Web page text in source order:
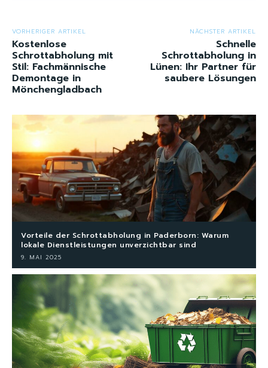
VORHERIGER ARTIKEL
Kostenlose
Schrottabholung mit
Stil: Fachmännische
Demontage in
Mönchengladbach
NÄCHSTER ARTIKEL
Schnelle
Schrottabholung in
Lünen: Ihr Partner für
saubere Lösungen
Vorteile der Schrottabholung in Paderborn: Warum
lokale Dienstleistungen unverzichtbar sind
9. MAI 2025